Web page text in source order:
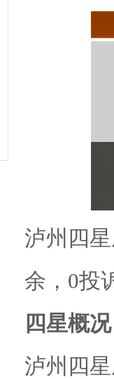
泸州四
余，0投
四星概
泸州四